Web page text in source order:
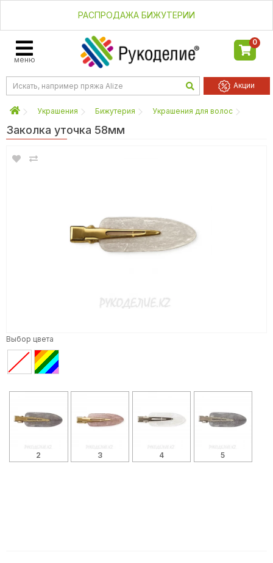
РАСПРОДАЖА БИЖУТЕРИИ
меню
0
Акции
Украшения Бижутерия Украшения для волос
Заколка уточка 58мм
Выбор цвета
2 3 4 5